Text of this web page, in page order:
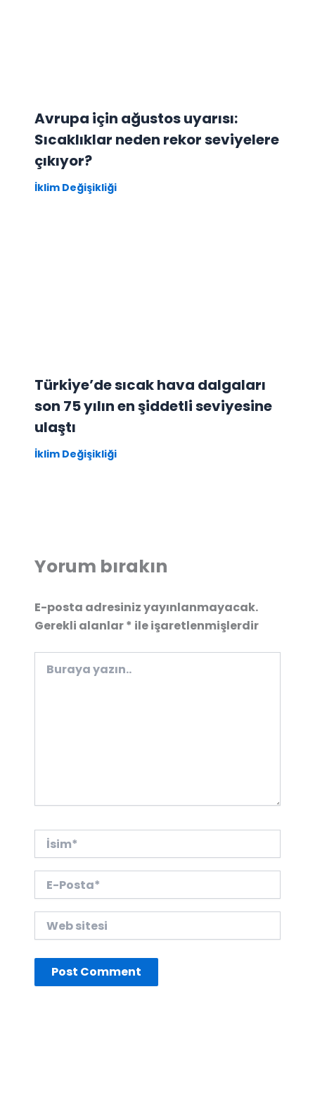
Avrupa için ağustos uyarısı:
Sıcaklıklar neden rekor seviyelere
çıkıyor?
İklim Değişikliği
Türkiye’de sıcak hava dalgaları
son 75 yılın en şiddetli seviyesine
ulaştı
İklim Değişikliği
Yorum bırakın
E-posta adresiniz yayınlanmayacak.
Gerekli alanlar* ile işaretlenmişlerdir
yazın..
İsim*
Posta*
sitesi